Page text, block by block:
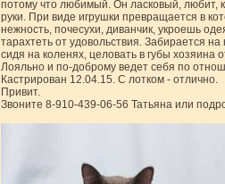
потому что любимый. Он ласковый, любит,
руки. При виде игрушки превращается в
нежность, почесухи, диванчик, укроешь
тарахтеть от удовольствия. Забирается
сидя на коленях, целовать в губы хозяина
Лояльно и по-доброму ведет себя по
Кастрирован 12.04.15. С лотком - отлично.
Привит.
Звоните 8-910-439-06-56 Татьяна или